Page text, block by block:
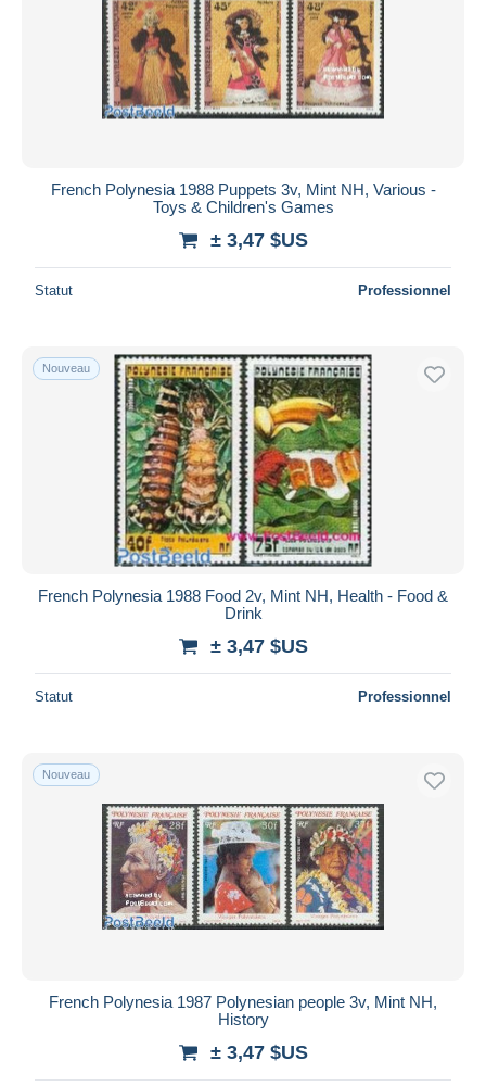
French Polynesia 1988 Puppets 3v, Mint NH, Various -
Toys & Children's Games
± 3,47 $US
Statut Professionnel
Nouveau
French Polynesia 1988 Food 2v, Mint NH, Health - Food &
Drink
± 3,47 $US
Statut Professionnel
Nouveau
French Polynesia 1987 Polynesian people 3v, Mint NH,
History
± 3,47 $US